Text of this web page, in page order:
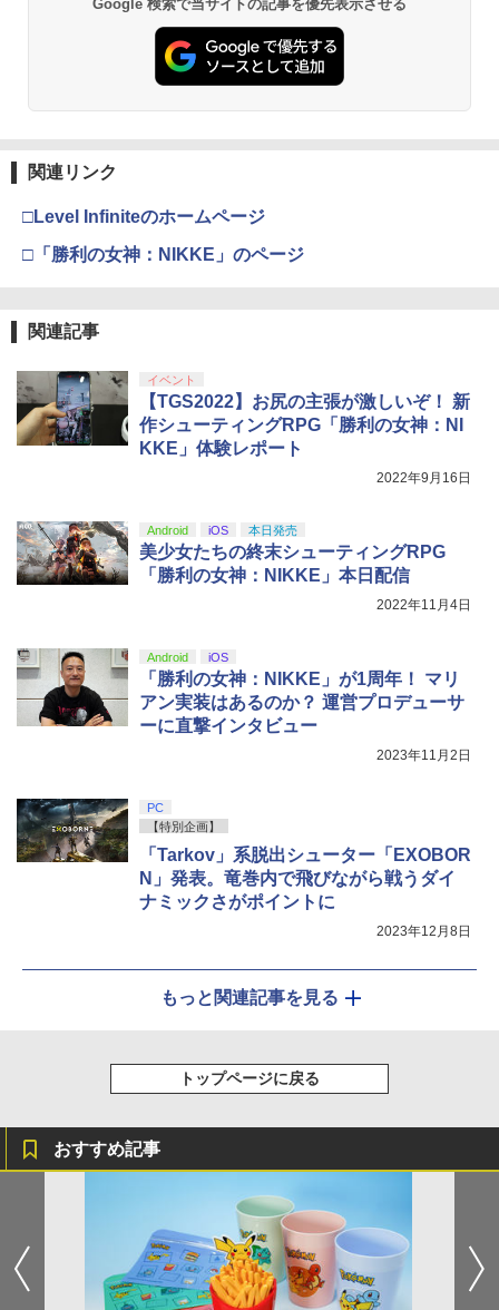
【10%OFFクーポン配布中】【365日完
全保証】 Nintendo Switch2 保護フィル
【メール便発送】【新品】任天堂 Ninte
ndo Switch 2 ゲームソフト スプラトゥ
ソニー・インタラクティブエンタテイン
メント 【PS5】Marvel’s Spider-Man 2
通常版 [ECJS-00035 PS5 マーベルス
5
首都高バトル / Tokyo Xtreme Racer
【PS5】 ELJM-30827
￥6,480
「多聞くん今どっち!?」3【Blu-ray】 [
師走ゆき ]
『映画 ラブライブ！蓮ノ空女学院スクー
ルアイドルクラブ Bloom Garden Part
y』(特装限定版)【Blu-ray】 [ 矢立肇 ]
5
【楽天ブックス限定連動購入特典+楽天
ブックス限定先着特典+他】ゴールデン
カムイ 第十五巻(初回限定版)【Blu-ra
y】(キャラファインボード+キャスト複
野田サトル描き下ろし最終章OP／ED絵
￥10,780
￥6,455
5
ニンテンドープリペイド番号 5000円|オ
ンラインコード版
￥7,286
【純正品】DualSense ワイヤレスコン
5
【純正品】DualSense ワイヤレスコン
トローラー(CFI-ZCT2J)
￥5,000
3
【純正品】Xbox ワイヤレス コントロー
4
【純正品】Xbox 充電式バッテリー + US
5
【純正品】Xbox ワイヤレス コントロー
ラー (カーボンブラック)
劇場版「鬼滅の刃」無限城編 第一章 猗
窩座再来 通常版 [Blu-ray]
窩座再来 通常版 [DVD]
￥3,523
窩座再来 完全生産限定版 [Blu-ray]
￥8,698
5
第三章 蛇神 (オリジナル特典:オリジナル
巾着＋メーカー特典:【坤と離】二振りの
剣、十翼より来たる！スタジオ描き下ろ
Google 検索で当サイトの記事を優先表示させる
関連リンク
□Level Infiniteのホームページ
□「勝利の女神：NIKKE」のページ
関連記事
イベント
【TGS2022】お尻の主張が激しいぞ！ 新
作シューティングRPG「勝利の女神：NI
KKE」体験レポート
2022年9月16日
Android iOS 本日発売
美少女たちの終末シューティングRPG
「勝利の女神：NIKKE」本日配信
2022年11月4日
Android iOS
「勝利の女神：NIKKE」が1周年！ マリ
アン実装はあるのか？ 運営プロデューサ
ーに直撃インタビュー
2023年11月2日
PC
【特別企画】
「Tarkov」系脱出シューター「EXOBOR
N」発表。竜巻内で飛びながら戦うダイ
ナミックさがポイントに
2023年12月8日
もっと関連記事を見る
トップページに戻る
おすすめ記事